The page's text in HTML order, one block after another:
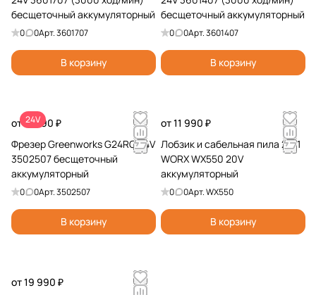
бесщеточный аккумуляторный
0 0Арт.3601707
В корзину
бесщеточный аккумуляторный
0 0Арт.3601407
В корзину
24V
от 11 990 ₽
Фрезер Greenworks G24RO 24V
3502507 бесщеточный
аккумуляторный
0 0Арт.3502507
В корзину
от 11 990 ₽
Лобзик и сабельная пила 2 в 1
WORX WX550 20V
аккумуляторный
0 0Арт.WX550
В корзину
от 19 990 ₽